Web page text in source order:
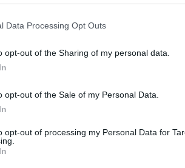
Data Processing Opt Outs
opt-out of the Sharing of my personal data.
opt-out of the Sale of my Personal Data.
opt-out of processing my Personal Data for